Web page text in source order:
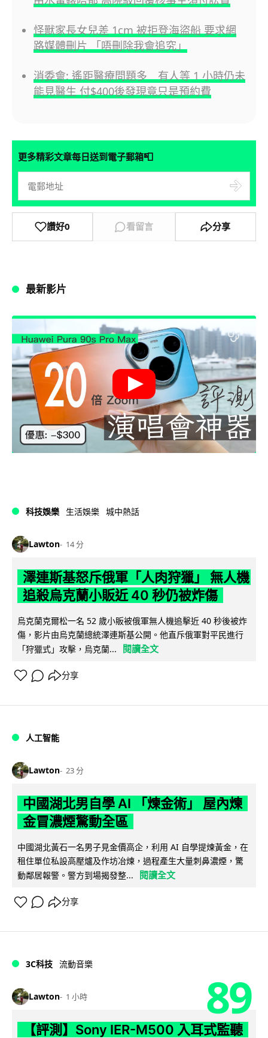
怪獸家長女兒差 1cm 被拒登海盜船 要求網
路媒體刪片 「唔刪除我會追究」
消委會: 遙距醫療問題多 有人等 1 小時仍未
能見醫生 付$400後發現竟只是預約費
更多精彩文章每日送到電子郵箱📮
讚好0 看留言 分享
最新影片
科技娛樂 生活娛樂 城中熱話
Lawton 14 分
澤連斯基怒斥俄軍「人肉狩獵」 無人機
追殺烏克蘭小販近 40 秒仍被炸傷
烏克蘭克爾松一名 52 歲小販被俄軍無人機追擊近 40 秒後被炸
傷，影片由烏克蘭總統澤連斯基公開。他直斥俄軍對平民進行
「狩獵式」攻擊，烏克蘭...
閱讀全文
分享
人工智能
Lawton 23 分
中國湖北男自學 AI 「煉金術」 屋內煉
金冒濃煙驚動全區
中國湖北黃石一名男子見金價高企，利用 AI 自學提煉黃金，在
租住單位私設高壓爐及作坊冶煉，過程產生大量刺鼻濃煙，驚
動鄰居報警。警方到場揭發整...
閱讀全文
分享
3C科技 流動音樂
Lawton 1 小時 89
【評測】Sony IER-M500 入耳式監聽